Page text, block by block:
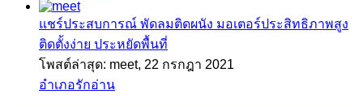
แชร์ประสบการณ์ พัดลมติดผนัง มอเตอร์ประสิทธิภาพสูง
ติดตั้งง่าย ประหยัดพื้นที่
โพสต์ล่าสุด: meet, 22 กรกฎา 2021
อำเภอรักอ่าน